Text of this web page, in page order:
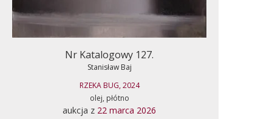
Nr Katalogowy 127.
Stanisław Baj
RZEKA BUG, 2024
olej, płótno
aukcja z 22 marca 2026